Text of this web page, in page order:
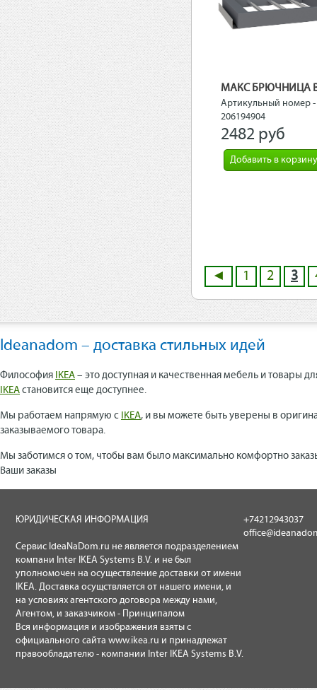
Артикульный номер -
206194904
2482 рyб
Добавить в корзину
◄ 1 2 3
Ideanadom – доставка стильных идей
Философия IKEA – это доступная и качественная мебель и товары
IKEA становится еще доступнее.
Мы работаем напрямую с IKEA, и вы можете быть уверены в
заказываемого товара.
Мы заботимся о том, чтобы вам было максимально комфортно
Ваши заказы
ЮРИДИЧЕСКАЯ ИНФОРМАЦИЯ
Сервис IdeaNaDom.ru не является подразделением
компани Inter IKEA Systems B.V. и не был
уполномочен на осуществление доставки от имени
IKEA. Доставка осущствляется от нашего имени, и
на условиях агентского договора между нами,
Агентом, и заказчиком - Принципалом
Вся информация и изображения взяты с
официального сайта www.ikea.ru и принадлежат
правообладателю - компании Inter IKEA Systems B.V.
+74212943037